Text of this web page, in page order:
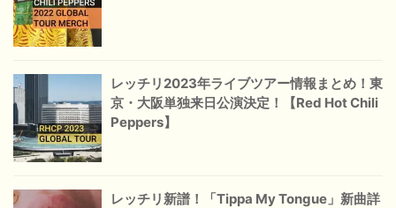
レッチリ2023年ライブツアー情報まとめ！東
京・大阪単独来日公演決定！【Red Hot Chili
Peppers】
レッチリ新譜！「Tippa My Tongue」新曲詳